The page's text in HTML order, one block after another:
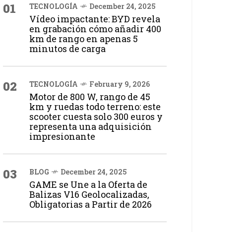
01 TECNOLOGÍA December 24, 2025
Vídeo impactante: BYD revela
en grabación cómo añadir 400
km de rango en apenas 5
minutos de carga
02 TECNOLOGÍA February 9, 2026
Motor de 800 W, rango de 45
km y ruedas todo terreno: este
scooter cuesta solo 300 euros y
representa una adquisición
impresionante
03 BLOG December 24, 2025
GAME se Une a la Oferta de
Balizas V16 Geolocalizadas,
Obligatorias a Partir de 2026